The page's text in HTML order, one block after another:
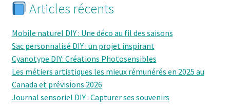
Articles récents
Mobile naturel DIY : Une déco au fil des saisons
Sac personnalisé DIY : un projet inspirant
Cyanotype DIY: Créations Photosensibles
Les métiers artistiques les mieux rémunérés en 2025 au
Canada et prévisions 2026
Journal sensoriel DIY : Capturer ses souvenirs